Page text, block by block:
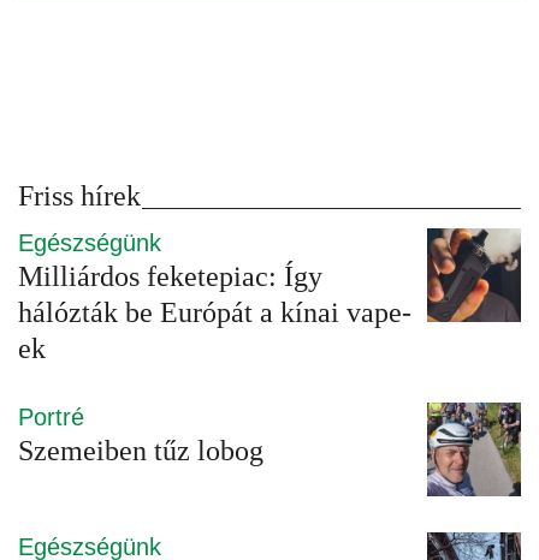
Friss hírek
Egészségünk
Milliárdos feketepiac: Így
hálózták be Európát a kínai vape-
ek
Portré
Szemeiben tűz lobog
Egészségünk